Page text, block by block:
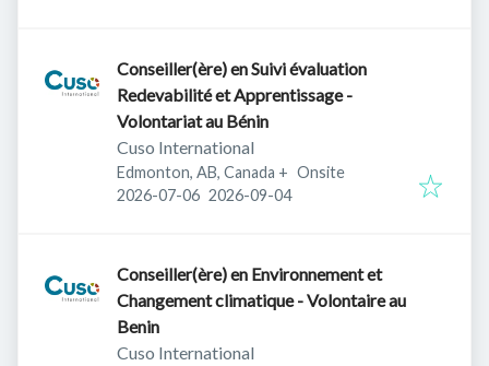
Conseiller(ère) en Suivi évaluation
Redevabilité et Apprentissage -
Volontariat au Bénin
Cuso International
Edmonton, AB, Canada + Onsite
Published:
2026-07-06 Expires:
2026-09-04
Conseiller(ère) en Environnement et
Changement climatique - Volontaire au
Benin
Cuso International